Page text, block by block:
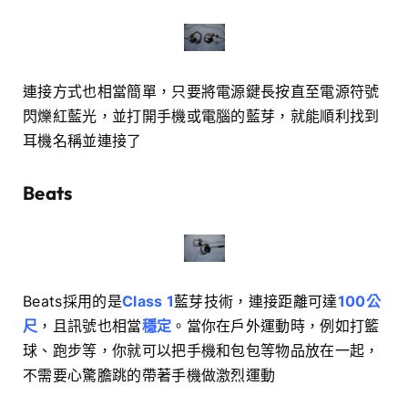
連接方式也相當簡單，只要將電源鍵長按直至電源符號
閃爍紅藍光，並打開手機或電腦的藍芽，就能順利找到
耳機名稱並連接了
Beats
Beats採用的是Class 1藍芽技術，連接距離可達100公
尺 ，且訊號也相當穩定 。當你在戶外運動時，例如打籃
球、跑步等，你就可以把手機和包包等物品放在一起，
不需要心驚膽跳的帶著手機做激烈運動